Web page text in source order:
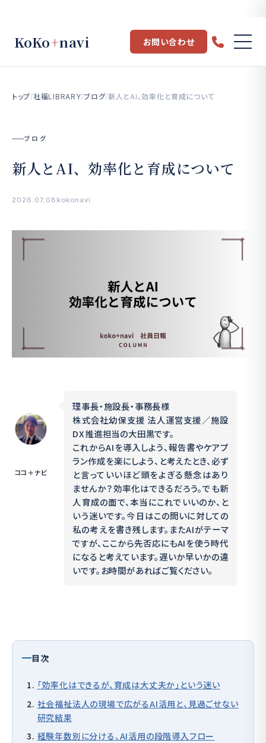
KoKo+navi お問い合わせ
トップ/社福LIBRARY/ブログ/新人とAI、効率化と育成について
ブログ
新人とAI、効率化と育成について
2026.07.08kokonavi
ココ＋ナビ
理事長・施設長・事務長様
株式会社幼保支援 法人運営支援／施設
DX推進担当の大田黒です。
これからAIを導入しよう、報告書やケアプ
ラン作成を楽にしよう、と考えたとき、必ず
と言っていいほど頭をよぎる懸念はあり
ませんか？効率化はできるだろう。でも新
人育成の面で、本当にこれでいいのか、と
いう迷いです。今日はこの問いに対しての
私の考えを書き残します。またAIがテーマ
ですが、ここから先否応にもAIを使う時代
になると考えています。遅いか早いかの違
いです。お時間があればご覧ください。
目次
「効率化はできるが、育成は大丈夫か」という迷い
社会福祉法人の現場で広がるAI活用と、見過ごせない
研究結果
経験年数別に分ける、AI活用の段階導入フロー